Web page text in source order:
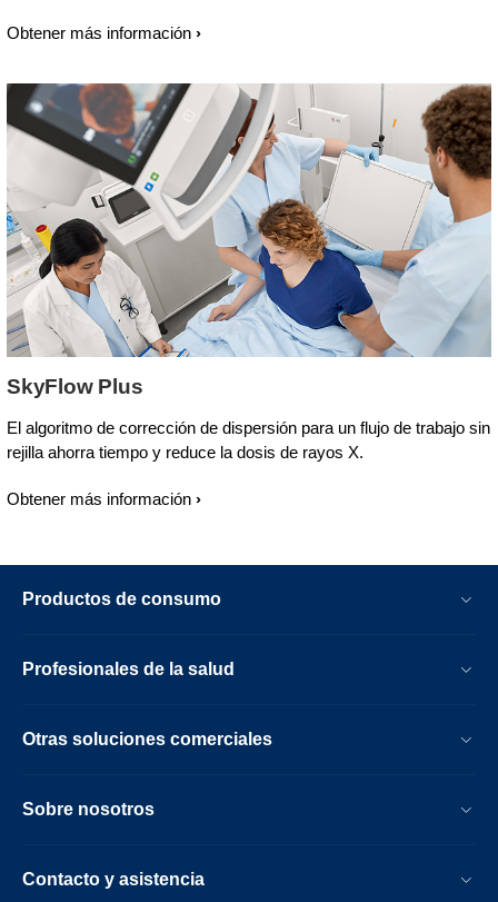
Obtener más información
SkyFlow Plus
El algoritmo de corrección de dispersión para un flujo de trabajo sin
rejilla ahorra tiempo y reduce la dosis de rayos X.
Obtener más información
Productos de consumo
Profesionales de la salud
Otras soluciones comerciales
Sobre nosotros
Contacto y asistencia